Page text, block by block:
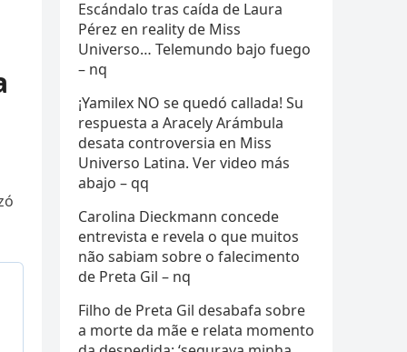
Escándalo tras caída de Laura
Pérez en reality de Miss
Universo… Telemundo bajo fuego
– nq
¡Yamilex NO se quedó callada! Su
respuesta a Aracely Arámbula
desata controversia en Miss
Universo Latina. Ver video más
abajo – qq
Carolina Dieckmann concede
entrevista e revela o que muitos
não sabiam sobre o falecimento
de Preta Gil – nq
Filho de Preta Gil desabafa sobre
a morte da mãe e relata momento